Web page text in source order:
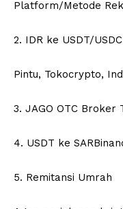
Platform/Metode
2. IDR ke USDT/USDC
Pintu, Tokocrypto,
3. JAGO OTC
4. USDT ke
5. Remitansi Umrah